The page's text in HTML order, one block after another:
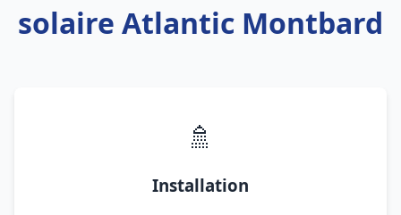
solaire Atlantic Montbard
🚿
Installation